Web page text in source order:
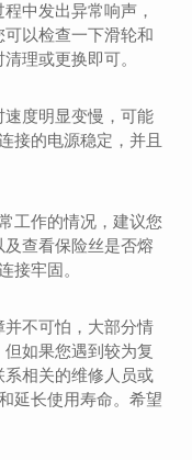
中发出异常响声，
以检查一下滑轮和
理或更换即可。
度明显变慢，可能
接的电源稳定，并且
工作的情况，建议您
查看保险丝是否熔
接牢固。
不可怕，大部分情
如果您遇到较为复
相关的维修人员或
延长使用寿命。希望